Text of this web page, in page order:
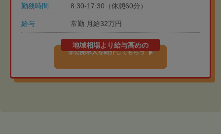
勤務時間 8:30-17:30（休憩60分）
給与 常勤 月給32万円
地域相場より給与高めの
非公開求人を紹介してもらう